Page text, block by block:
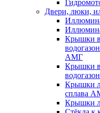
Двери, люки,
Крышки
АМГ
Крышки
Крышки
сплава
Крышки